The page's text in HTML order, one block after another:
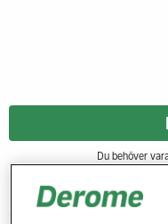
Du behöver